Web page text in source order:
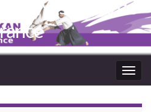
Yoshinkaï de